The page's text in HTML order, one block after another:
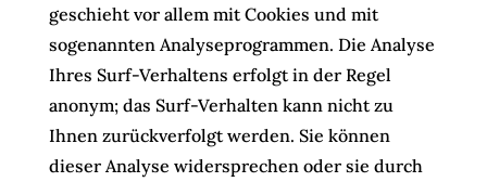
geschieht vor allem mit Cookies und mit
sogenannten Analyseprogrammen. Die Analyse
Ihres Surf-Verhaltens erfolgt in der Regel
anonym; das Surf-Verhalten kann nicht zu
Ihnen zurückverfolgt werden. Sie können
dieser Analyse widersprechen oder sie durch